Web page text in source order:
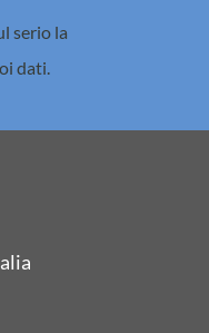
serio la
dati.